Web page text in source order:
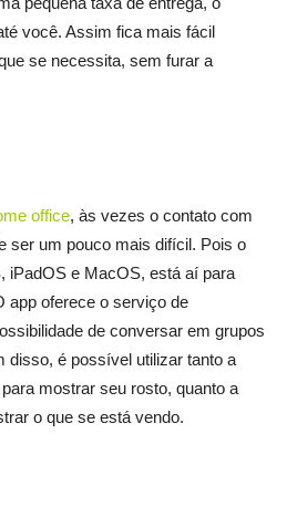
você. Assim fica mais fácil
se necessita, sem furar a
office, às vezes o contato com
ser um pouco mais difícil. Pois o
iPadOS e MacOS, está aí para
app oferece o serviço de
de conversar em grupos
disso, é possível utilizar tanto a
mostrar seu rosto, quanto a
o que se está vendo.